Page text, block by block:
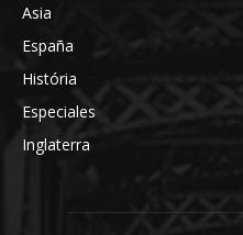
Asia
España
História
Especiales
Inglaterra